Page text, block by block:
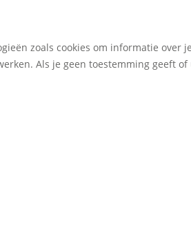
zoals cookies om informatie
Als je geen toestemming